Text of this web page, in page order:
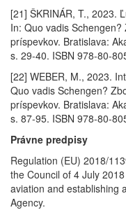
[21] ŠKRINÁR, T., 2023.
In: Quo vadis
príspevkov. Bratislava:
s. 29-40. ISBN 978-80-
[22] WEBER, M., 2023.
Quo vadis Schengen?
príspevkov. Bratislava:
s. 87-95. ISBN 978-80-
Právne predpisy
Regulation (EU) 2018/
the Council of 4 July
aviation and establishing
Agency.